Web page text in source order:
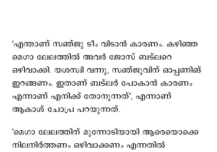
'എന്താണ് സഞ്ജു ടീം വിടാന്‍ കാരണം. കഴിഞ്ഞ
മെഗാ ലേലത്തില്‍ അവര്‍ ജോസ് ബട്‌ലറെ
ഒഴിവാക്കി. യശസ്വി വന്നു, സഞ്ജുവിന് ഓപ്പണിങ്
ഇറങ്ങണം. ഇതാണ് ബട്‌ലര്‍ പോകാന്‍ കാരണം
എന്നാണ് എനിക്ക് തോനുന്നത്', എന്നാണ്
ആകാശ് ചോപ്ര പറയുന്നത്.
'മെഗാ ലേലത്തിന് മുന്നോടിയായി ആരെയൊക്കെ
നിലനിര്‍ത്തണം ഒഴിവാക്കണം എന്നതില്‍